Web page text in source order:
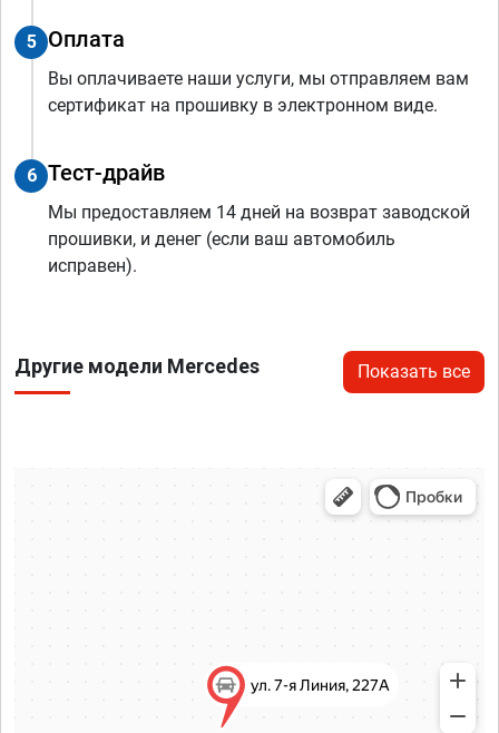
5 Оплата
Вы оплачиваете наши услуги, мы отправляем вам
сертификат на прошивку в электронном виде.
6 Тест-драйв
Мы предоставляем 14 дней на возврат заводской
прошивки, и денег (если ваш автомобиль
исправен).
Другие модели Mercedes Показать все